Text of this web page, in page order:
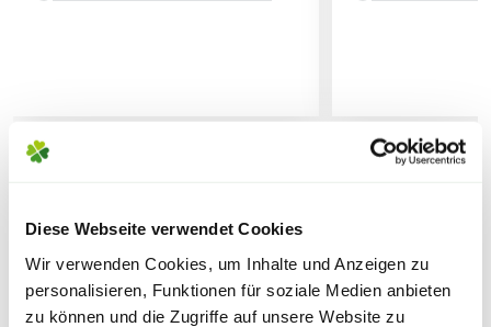
Diese Webseite verwendet Cookies
Wir verwenden Cookies, um Inhalte und Anzeigen zu
personalisieren, Funktionen für soziale Medien anbieten
zu können und die Zugriffe auf unsere Website zu
Verwendung vin pflanzlichen Stoffen aus der
Liefergröße entspricht der Höhe ohne
KÖNNEN ENTSTEHEN
PAKETVERSAND
6,95€für Standardpakete (z.B.Dünger oder